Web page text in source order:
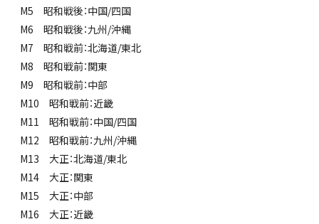
M5 昭和戦後：中国/四国
M6 昭和戦後：九州/沖縄
M7 昭和戦前：北海道/東北
M8 昭和戦前：関東
M9 昭和戦前：中部
M10 昭和戦前：近畿
M11 昭和戦前：中国/四国
M12 昭和戦前：九州/沖縄
M13 大正：北海道/東北
M14 大正：関東
M15 大正：中部
M16 大正：近畿